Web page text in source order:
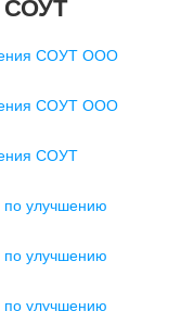
СОУТ
СОУТ ООО
СОУТ ООО
СОУТ
по улучшению
по улучшению
по улучшению